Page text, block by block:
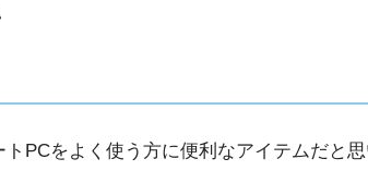
PCをよく使う方に便利なアイテムだと